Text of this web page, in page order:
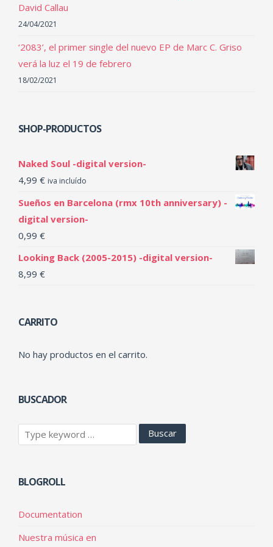
David Callau
24/04/2021
‘2083’, el primer single del nuevo EP de Marc C. Griso
verá la luz el 19 de febrero
18/02/2021
SHOP-PRODUCTOS
Naked Soul -digital version-
4,99 € iva incluído
Sueños en Barcelona (rmx 10th anniversary) -
digital version-
0,99 €
Looking Back (2005-2015) -digital version-
8,99 €
CARRITO
No hay productos en el carrito.
BUSCADOR
BLOGROLL
Documentation
Nuestra música en